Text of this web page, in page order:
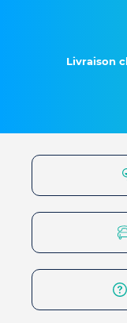
Livraison